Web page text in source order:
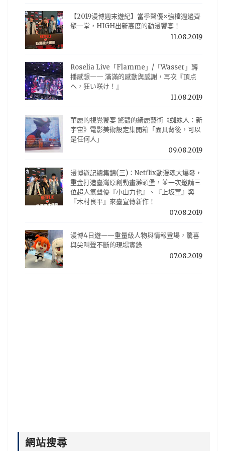
【2019漫博週末遊紀】當季聲優×強檔週邊齊
聚一堂，HIGH出新高度的動漫饗宴！
11.08.2019
Roselia Live「Flamme」/「Wasser」轉
播感想—— 滿滿的感動與感謝，再次『頂点
へ，狂い咲け！』
11.08.2019
華麗的視覺饗宴 驚豔的綺麗藝術《蜘蛛人：新
宇宙》電影美術設定集開箱「面具背後，可以
是任何人」
09.08.2019
漫博遊記總集錦(三)：Netflix動漫魂大爆發，
重金打造臺灣原創動畫灘頭堡，並一次邀請三
位超人氣聲優『小山力也』、『上坂菫』與
『木村良平』來臺宣傳新作！
07.08.2019
漫博4日遊——重量級人物與情報登場，驚喜
與尖叫聲不斷的現場實錄
07.08.2019
網站搜尋